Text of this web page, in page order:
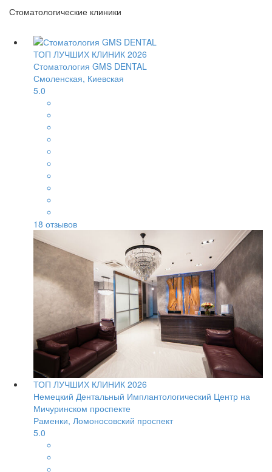
Стоматологические клиники
ТОП ЛУЧШИХ КЛИНИК 2026
Стоматология GMS DENTAL
Смоленская, Киевская
5.0
18 отзывов
ТОП ЛУЧШИХ КЛИНИК 2026
Немецкий Дентальный Имплантологический Центр на
Мичуринском проспекте
Раменки, Ломоносовский проспект
5.0